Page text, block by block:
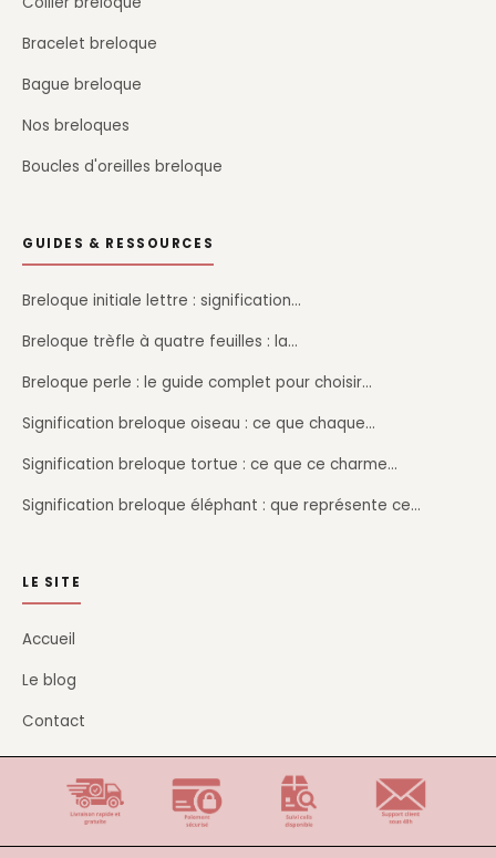
Bracelet breloque
Bague breloque
Nos breloques
Boucles d'oreilles breloque
GUIDES & RESSOURCES
Breloque initiale lettre : signification…
Breloque trèfle à quatre feuilles : la…
Breloque perle : le guide complet pour choisir…
Signification breloque oiseau : ce que chaque…
Signification breloque tortue : ce que ce charme…
Signification breloque éléphant : que représente ce…
LE SITE
Accueil
Le blog
Contact